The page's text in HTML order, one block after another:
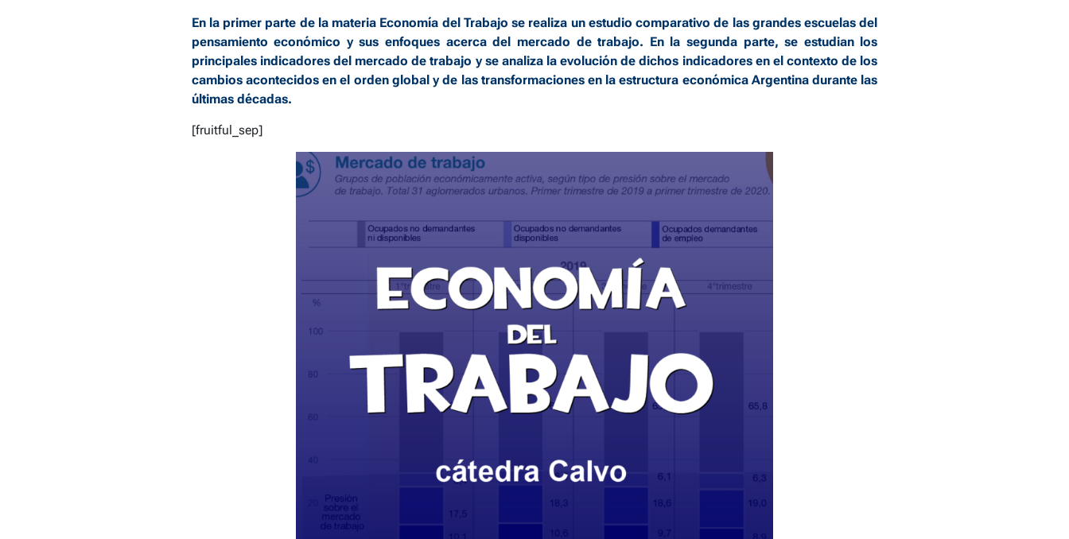
En la primer parte de la materia Economía del Trabajo se realiza un estudio comparativo de las grandes escuelas del
pensamiento económico y sus enfoques acerca del mercado de trabajo. En la segunda parte, se estudian los
principales indicadores del mercado de trabajo y se analiza la evolución de dichos indicadores en el contexto de los
cambios acontecidos en el orden global y de las transformaciones en la estructura económica Argentina durante las
últimas décadas.
[fruitful_sep]